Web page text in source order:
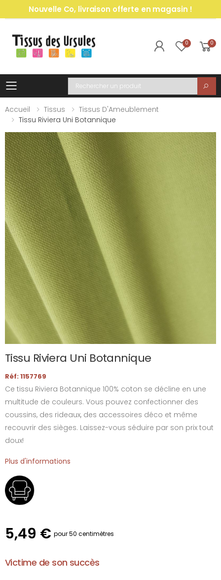
Nouvelle Co, livraison offerte en magasin !
0 0
Toggle mobile menu
Recherche
Accueil
Tissus
Tissus D'Ameublement
Tissu Riviera Uni Botannique
Tissu Riviera Uni Botannique
Réf: 1157769
Ce tissu Riviera Botannique 100% coton se décline en une
multitude de couleurs. Vous pouvez confectionner des
coussins, des rideaux, des accessoires déco et même
recouvrir des sièges. Laissez-vous séduire par son prix tout
doux!
Plus d'informations
5,49 € pour 50 centimètres
Victime de son succès